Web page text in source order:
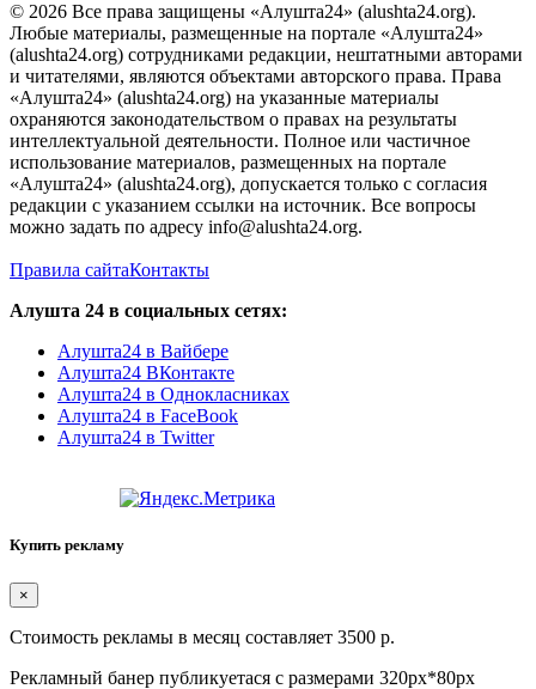
© 2026 Все права защищены «Алушта24» (alushta24.org).
Любые материалы, размещенные на портале «Алушта24»
(alushta24.org) сотрудниками редакции, нештатными авторами
и читателями, являются объектами авторского права. Права
«Алушта24» (alushta24.org) на указанные материалы
охраняются законодательством о правах на результаты
интеллектуальной деятельности. Полное или частичное
использование материалов, размещенных на портале
«Алушта24» (alushta24.org), допускается только с согласия
редакции с указанием ссылки на источник. Все вопросы
можно задать по адресу info@alushta24.org.
Правила сайтаКонтакты
Алушта 24 в социальных сетях:
Алушта24 в Вайбере
Алушта24 ВКонтакте
Алушта24 в Однокласниках
Алушта24 в FaceBook
Алушта24 в Twitter
Купить рекламу
×
Стоимость рекламы в месяц составляет 3500 р.
Рекламный банер публикуетася с размерами 320px*80px